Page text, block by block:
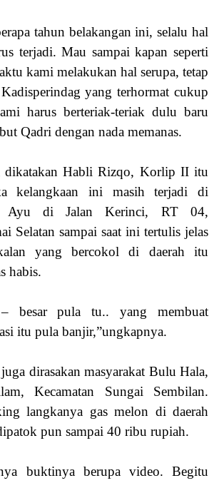
tahun belakangan ini, selalu hal
terjadi. Mau sampai kapan seperti
kami melakukan hal serupa, tetap
yang terhormat cukup
harus berteriak-teriak dulu baru
Qadri dengan nada memanas.
dikatakan Habli Rizqo, Korlip II itu
kelangkaan ini masih terjadi di
Ayu di Jalan Kerinci, RT 04,
Selatan sampai saat ini tertulis jelas
yang bercokol di daerah itu
habis.
besar pula tu.. yang membuat
itu pula banjir,”ungkapnya.
dirasakan masyarakat Bulu Hala,
Kecamatan Sungai Sembilan.
langkanya gas melon di daerah
pun sampai 40 ribu rupiah.
buktinya berupa video. Begitu